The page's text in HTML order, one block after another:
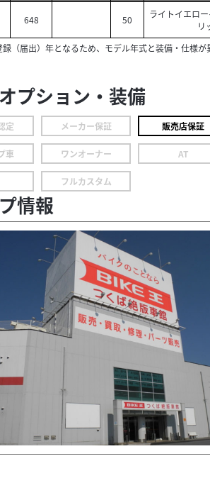
648 50
ライトイエロ
リ
（届出）年となるため、モデル年式と装備・仕様が
プション・装備
定 メーカー保証 販売店保証
車 ワンオーナー AT
フルカスタム
情報